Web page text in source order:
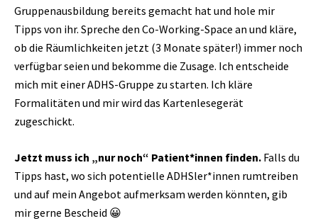
Gruppenausbildung bereits gemacht hat und hole mir
Tipps von ihr. Spreche den Co-Working-Space an und kläre,
ob die Räumlichkeiten jetzt (3 Monate später!) immer noch
verfügbar seien und bekomme die Zusage. Ich entscheide
mich mit einer ADHS-Gruppe zu starten. Ich kläre
Formalitäten und mir wird das Kartenlesegerät
zugeschickt.
Jetzt muss ich „nur noch“ Patient*innen finden. Falls du
Tipps hast, wo sich potentielle ADHSler*innen rumtreiben
und auf mein Angebot aufmerksam werden könnten, gib
mir gerne Bescheid 😀